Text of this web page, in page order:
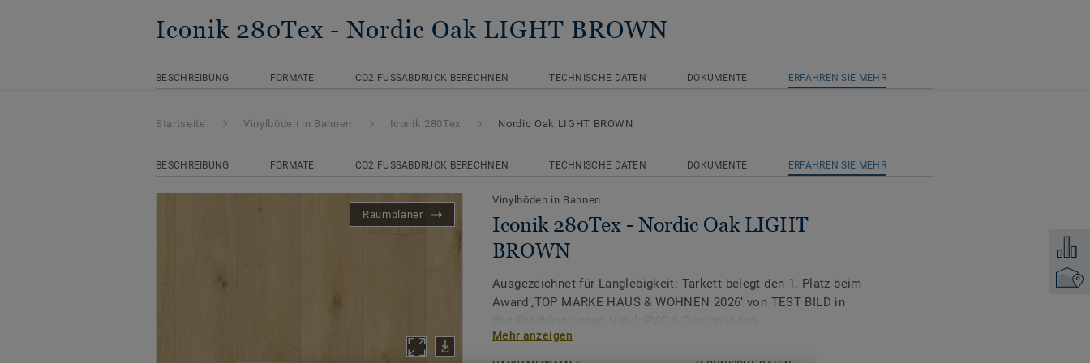
Iconik 280Tex - Nordic Oak LIGHT BROWN
BESCHREIBUNG FORMATE CO2 FUSSABDRUCK BERECHNEN TECHNISCHE DATEN DOKUMENTE ERFAHREN SIE MEHR
Zum
Startseite Vinylböden in Bahnen Iconik 280Tex Nordic Oak LIGHT BROWN
BESCHREIBUNG FORMATE CO2 FUSSABDRUCK BERECHNEN TECHNISCHE DATEN DOKUMENTE ERFAHREN SIE MEHR
Raumplaner
Vinylböden in Bahnen
Iconik 280Tex - Nordic Oak LIGHT
BROWN
Ausgezeichnet für Langlebigkeit: Tarkett belegt den 1. Platz beim
Award ‚TOP MARKE HAUS & WOHNEN 2026‘ von TEST BILD in
Mehr anzeigen